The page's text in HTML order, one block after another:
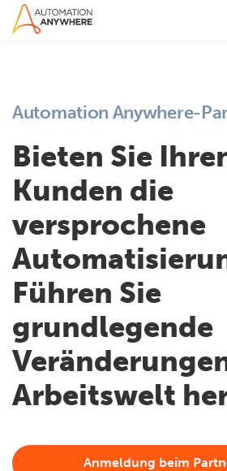
Automation Anywhere-
Bieten Sie
Kunden die
versprochene
Führen Sie
grundlegende
Arbeitswelt
Anmeldung beim